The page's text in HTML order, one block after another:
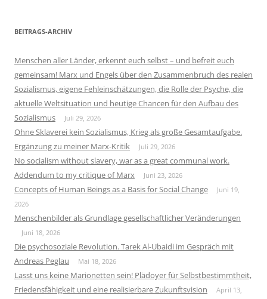
BEITRAGS-ARCHIV
Menschen aller Länder, erkennt euch selbst – und befreit euch
gemeinsam! Marx und Engels über den Zusammenbruch des realen
Sozialismus, eigene Fehleinschätzungen, die Rolle der Psyche, die
aktuelle Weltsituation und heutige Chancen für den Aufbau des
Sozialismus
Juli 29, 2026
Ohne Sklaverei kein Sozialismus, Krieg als große Gesamtaufgabe.
Ergänzung zu meiner Marx-Kritik
Juli 29, 2026
No socialism without slavery, war as a great communal work.
Addendum to my critique of Marx
Juni 23, 2026
Concepts of Human Beings as a Basis for Social Change
Juni 19,
2026
Menschenbilder als Grundlage gesellschaftlicher Veränderungen
Juni 18, 2026
Die psychosoziale Revolution. Tarek Al-Ubaidi im Gespräch mit
Andreas Peglau
Mai 18, 2026
Lasst uns keine Marionetten sein! Plädoyer für Selbstbestimmtheit,
Friedensfähigkeit und eine realisierbare Zukunftsvision
April 13,